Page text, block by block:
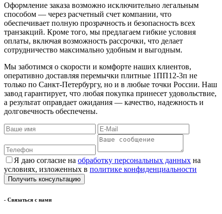
Оформление заказа возможно исключительно легальным
способом — через расчетный счет компании, что
обеспечивает полную прозрачность и безопасность всех
транзакций. Кроме того, мы предлагаем гибкие условия
оплаты, включая возможность рассрочки, что делает
сотрудничество максимально удобным и выгодным.
Мы заботимся о скорости и комфорте наших клиентов,
оперативно доставляя перемычки плитные 1ПП12-3п не
только по Санкт-Петербургу, но и в любые точки России. Наш
завод гарантирует, что любая покупка принесет удовольствие,
а результат оправдает ожидания — качество, надежность и
долговечность обеспечены.
Я даю согласие на обработку персональных данных на
условиях, изложенных в политике конфиденциальности
- Cвязаться с нами